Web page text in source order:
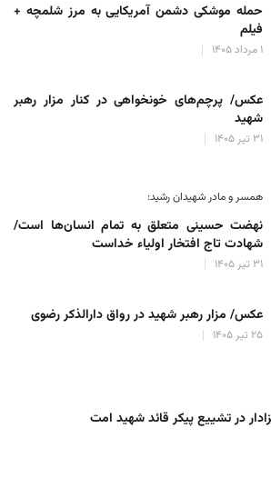
حمله موشکی دشمن آمریکایی به مرز شلمچه +
فیلم
۱ مرداد ۱۴۰۵
عکس/ پرچم‌های خونخواهی در کنار مزار رهبر
شهید
۳۱ تیر ۱۴۰۵
همسر و مادر شهیدان رشید:
نهضت حسینی متعلق به تمام انسان‌ها است/
شهادت تاج افتخار اولیاء خداست
۳۱ تیر ۱۴۰۵
عکس/ مزار رهبر شهید در رواق دارالذکر رضوی
۲۵ تیر ۱۴۰۵